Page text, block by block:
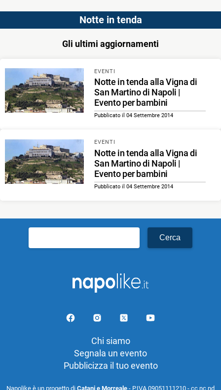
Notte in tenda
Gli ultimi aggiornamenti
EVENTI
Notte in tenda alla Vigna di
San Martino di Napoli |
Evento per bambini
Pubblicato il 04 Settembre 2014
EVENTI
Notte in tenda alla Vigna di
San Martino di Napoli |
Evento per bambini
Pubblicato il 04 Settembre 2014
per:
Chi siamo
Segnala un evento
Pubblicizza il tuo evento
Napolike è un progetto di Catani e Morreale - P.IVA 09051111210 - cc nc nd